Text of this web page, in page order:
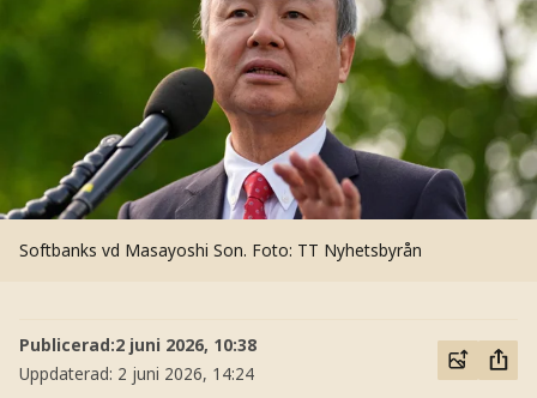
Softbanks vd Masayoshi Son. Foto: TT Nyhetsbyrån
Publicerad:2 juni 2026, 10:38
Uppdaterad: 2 juni 2026, 14:24